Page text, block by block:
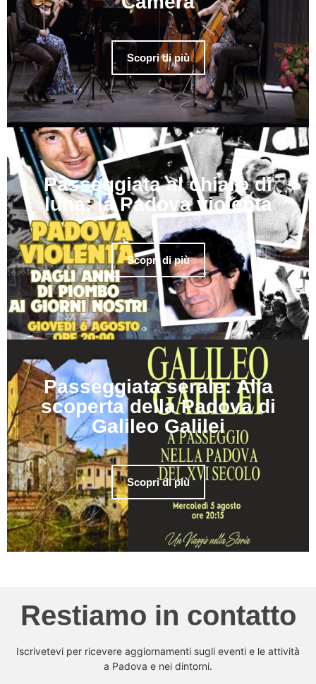
Scopri di più
Passeggiata al chiaro di
luna: la Padova violenta
Scopri di più
Passeggiata serale: Alla
scoperta della Padova di
Galileo Galilei
Scopri di più
Restiamo in contatto
Iscrivetevi per ricevere aggiornamenti sugli eventi e le attività
a Padova e nei dintorni.